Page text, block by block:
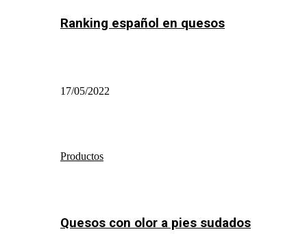
Ranking español en quesos
17/05/2022
Productos
Quesos con olor a pies sudados